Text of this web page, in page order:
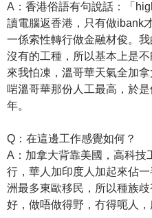
A：香港俗語有句說話：「
讀電腦返香港，只有做ibank
一係索性轉行做金融材俊。
沒有的工種，所以基本上是
來我怕凍，溫哥華天氣全加
啱溫哥華那份人工最高，於
年。
Q：在這邊工作感覺如何？
A：加拿大背靠美國，高科技
行，華人加印度人加起來佔
洲最多東歐移民，所以種族
好，做唔做得野，冇得呃人，